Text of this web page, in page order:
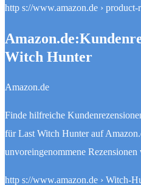
http s://www.amazon.de › product-
Witch Hunter
Amazon.de
Finde hilfreiche
für Last Witch Hunter auf
unvoreingenommene
http s://www.amazon.de › Witch-